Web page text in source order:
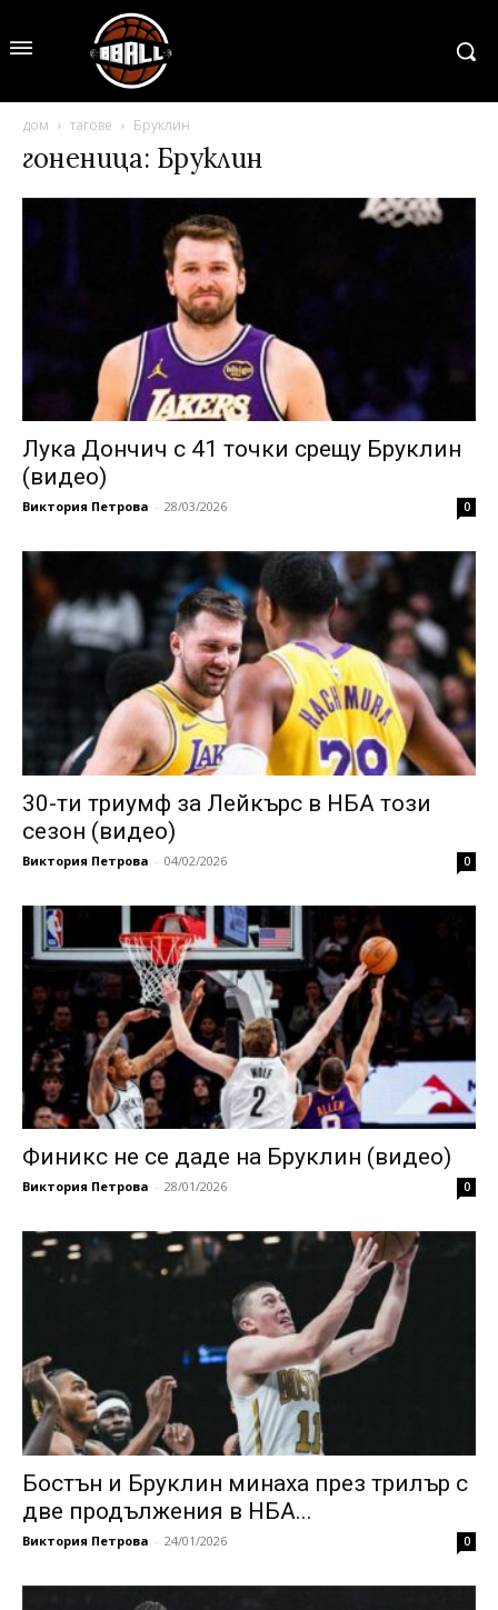
дом тагове Бруклин
гоненица: Бруклин
Лука Дончич с 41 точки срещу Бруклин
(видео)
Виктория Петрова - 28/03/2026 0
30-ти триумф за Лейкърс в НБА този
сезон (видео)
Виктория Петрова - 04/02/2026 0
Финикс не се даде на Бруклин (видео)
Виктория Петрова - 28/01/2026 0
Бостън и Бруклин минаха през трилър с
две продължения в НБА...
Виктория Петрова - 24/01/2026 0